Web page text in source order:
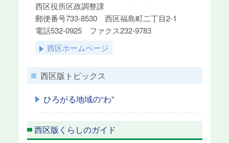
西区役所区政調整課
郵便番号733-8530 西区福島町二丁目2-1
電話532-0925 ファクス232-9783
西区ホームページ
西区版トピックス
ひろがる地域の“わ”
西区版くらしのガイド